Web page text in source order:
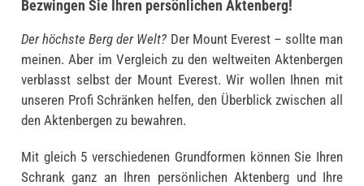
Bezwingen Sie Ihren persönlichen Aktenberg!
Der höchste Berg der Welt? Der Mount Everest – sollte man
meinen. Aber im Vergleich zu den weltweiten Akten­bergen
verblasst selbst der Mount Everest. Wir wollen Ihnen mit
unseren Profi Schränken helfen, den Überblick zwischen all
den Aktenbergen zu bewahren.
Mit gleich 5 verschiedenen Grundformen können Sie Ihren
Schrank ganz an Ihren persönlichen Aktenberg und Ihre